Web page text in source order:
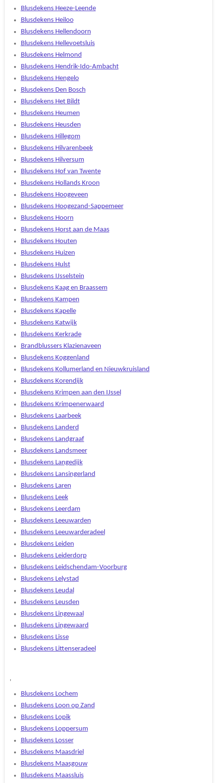
Blusdekens Heeze-Leende
Blusdekens Heiloo
Blusdekens Hellendoorn
Blusdekens Hellevoetsluis
Blusdekens Helmond
Blusdekens Hendrik-Ido-Ambacht
Blusdekens Hengelo
Blusdekens Den Bosch
Blusdekens Het Bildt
Blusdekens Heumen
Blusdekens Heusden
Blusdekens Hillegom
Blusdekens Hilvarenbeek
Blusdekens Hilversum
Blusdekens Hof van Twente
Blusdekens Hollands Kroon
Blusdekens Hoogeveen
Blusdekens Hoogezand-Sappemeer
Blusdekens Hoorn
Blusdekens Horst aan de Maas
Blusdekens Houten
Blusdekens Huizen
Blusdekens Hulst
Blusdekens IJsselstein
Blusdekens Kaag en Braassem
Blusdekens Kampen
Blusdekens Kapelle
Blusdekens Katwijk
Blusdekens Kerkrade
Brandblussers Klazienaveen
Blusdekens Koggenland
Blusdekens Kollumerland en Nieuwkruisland
Blusdekens Korendijk
Blusdekens Krimpen aan den IJssel
Blusdekens Krimpenerwaard
Blusdekens Laarbeek
Blusdekens Landerd
Blusdekens Landgraaf
Blusdekens Landsmeer
Blusdekens Langedijk
Blusdekens Lansingerland
Blusdekens Laren
Blusdekens Leek
Blusdekens Leerdam
Blusdekens Leeuwarden
Blusdekens Leeuwarderadeel
Blusdekens Leiden
Blusdekens Leiderdorp
Blusdekens Leidschendam-Voorburg
Blusdekens Lelystad
Blusdekens Leudal
Blusdekens Leusden
Blusdekens Lingewaal
Blusdekens Lingewaard
Blusdekens Lisse
Blusdekens Littenseradeel
'
Blusdekens Lochem
Blusdekens Loon op Zand
Blusdekens Lopik
Blusdekens Loppersum
Blusdekens Losser
Blusdekens Maasdriel
Blusdekens Maasgouw
Blusdekens Maassluis